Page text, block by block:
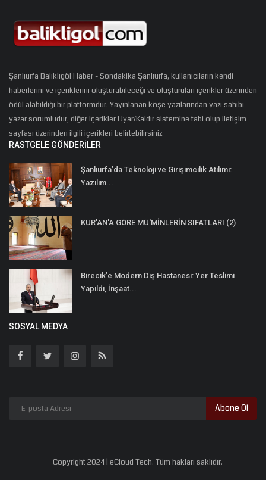
Şanlıurfa Balıklıgöl Haber - Sondakika Şanlıurfa, kullanıcıların kendi
haberlerini ve içeriklerini oluşturabileceği ve oluşturulan içerikler üzerinden
ödül alabildiği bir platformdur. Yayınlanan köşe yazılarından yazı sahibi
yazar sorumludur, diğer içerikler Uyar/Kaldır sistemine tabi olup iletişim
sayfası üzerinden ilgili içerikleri belirtebilirsiniz.
RASTGELE GÖNDERILER
Şanlıurfa’da Teknoloji ve Girişimcilik Atılımı:
Yazılım...
KUR'AN'A GÖRE MÜ'MİNLERİN SIFATLARI (2)
Birecik’e Modern Diş Hastanesi: Yer Teslimi
Yapıldı, İnşaat...
SOSYAL MEDYA
Abone Ol
Copyright 2024 | eCloud Tech. Tüm hakları saklıdır.